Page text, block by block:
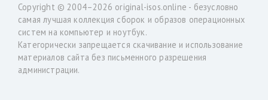
Copyright © 2004–2026 original-isos.online - безусловно
самая лучшая коллекция сборок и образов операционных
систем на компьютер и ноутбук.
Категорически запрещается скачивание и использование
материалов сайта без письменного разрешения
администрации.